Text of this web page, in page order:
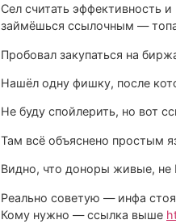
Сел считать эффективность
займёшься ссылочным — топа
Пробовал закупаться на
Нашёл одну фишку, после
Не буду спойлерить, но вот
Там всё объяснено простым
Видно, что доноры живые, не
Реально советую — инфа
Кому нужно — ссылка выше